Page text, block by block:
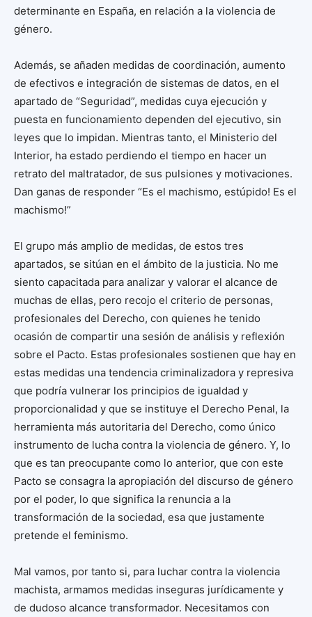
determinante en España, en relación a la violencia de
género.
Además, se añaden medidas de coordinación, aumento
de efectivos e integración de sistemas de datos, en el
apartado de “Seguridad”, medidas cuya ejecución y
puesta en funcionamiento dependen del ejecutivo, sin
leyes que lo impidan. Mientras tanto, el Ministerio del
Interior, ha estado perdiendo el tiempo en hacer un
retrato del maltratador, de sus pulsiones y motivaciones.
Dan ganas de responder “Es el machismo, estúpido! Es el
machismo!”
El grupo más amplio de medidas, de estos tres
apartados, se sitúan en el ámbito de la justicia. No me
siento capacitada para analizar y valorar el alcance de
muchas de ellas, pero recojo el criterio de personas,
profesionales del Derecho, con quienes he tenido
ocasión de compartir una sesión de análisis y reflexión
sobre el Pacto. Estas profesionales sostienen que hay en
estas medidas una tendencia criminalizadora y represiva
que podría vulnerar los principios de igualdad y
proporcionalidad y que se instituye el Derecho Penal, la
herramienta más autoritaria del Derecho, como único
instrumento de lucha contra la violencia de género. Y, lo
que es tan preocupante como lo anterior, que con este
Pacto se consagra la apropiación del discurso de género
por el poder, lo que significa la renuncia a la
transformación de la sociedad, esa que justamente
pretende el feminismo.
Mal vamos, por tanto si, para luchar contra la violencia
machista, armamos medidas inseguras jurídicamente y
de dudoso alcance transformador. Necesitamos con